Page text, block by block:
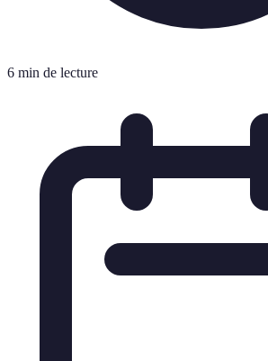
6 min de lecture